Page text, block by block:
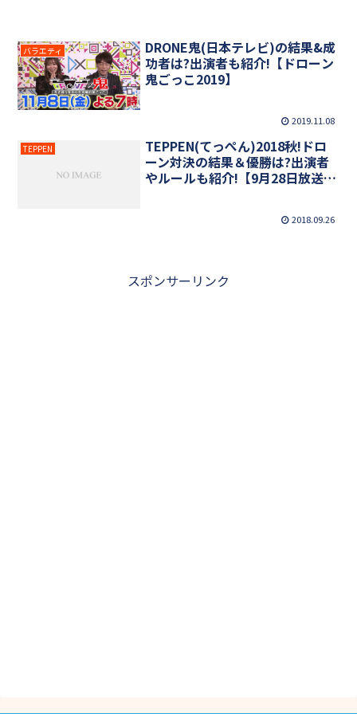
バラエティ
DRONE鬼(日本テレビ)の結果&成
功者は?出演者も紹介!【ドローン
鬼ごっこ2019】
2019.11.08
TEPPEN
TEPPEN(てっぺん)2018秋!ドロ
ーン対決の結果＆優勝は?出演者
やルールも紹介!【9月28日放送・
2018.09.26
スポンサーリンク